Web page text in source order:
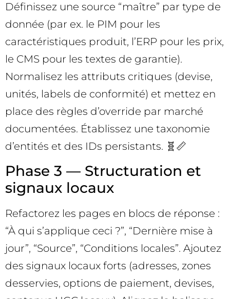
Définissez une source “maître” par type de
donnée (par ex. le PIM pour les
caractéristiques produit, l’ERP pour les prix,
le CMS pour les textes de garantie).
Normalisez les attributs critiques (devise,
unités, labels de conformité) et mettez en
place des règles d’override par marché
documentées. Établissez une taxonomie
d’entités et des IDs persistants. 🧬📏
Phase 3 — Structuration et
signaux locaux
Refactorez les pages en blocs de réponse :
“À qui s’applique ceci ?”, “Dernière mise à
jour”, “Source”, “Conditions locales”. Ajoutez
des signaux locaux forts (adresses, zones
desservies, options de paiement, devises,